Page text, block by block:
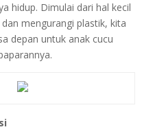
hidup. Dimulai dari hal kecil
mengurangi plastik, kita
depan untuk anak cucu